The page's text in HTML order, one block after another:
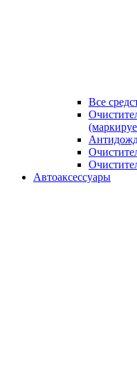
Все
Автоаксессуары